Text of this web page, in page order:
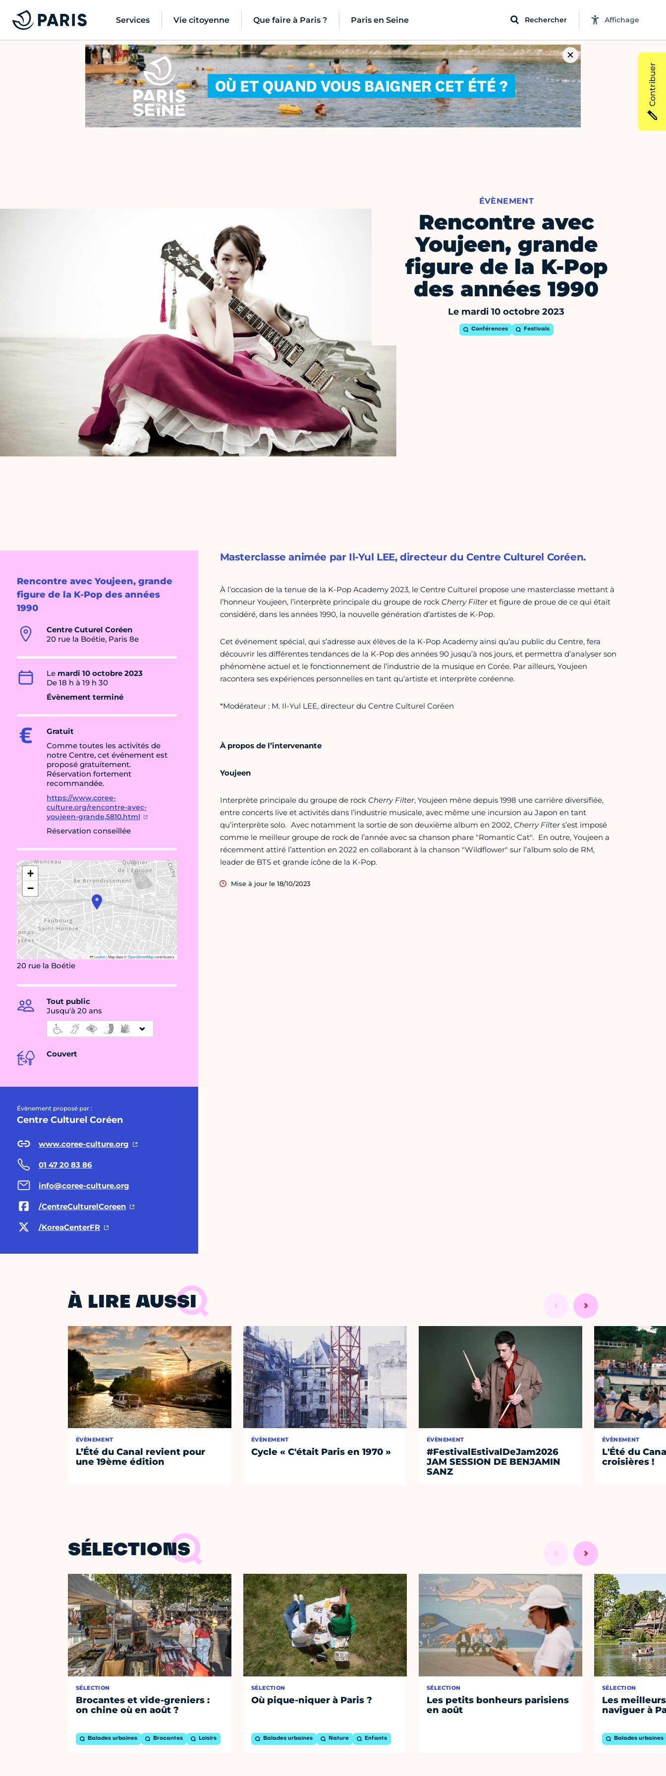
Services Vie citoyenne Que faire à Paris ? Paris en Seine Rechercher Affichage
ÉVÈNEMENT
Rencontre avec
Youjeen, grande
figure de la K-Pop
des années 1990
Le mardi 10 octobre 2023
Conférences Festivals
Rencontre avec Youjeen, grande
figure de la K-Pop des années
1990
Centre Cuturel Coréen
20 rue la Boétie, Paris 8e
Le mardi 10 octobre 2023
De 18 h à 19 h 30
Évènement terminé
Gratuit
Comme toutes les activités de
notre Centre, cet événement est
proposé gratuitement.
Réservation fortement
recommandée.
https://www.coree-
culture.org/rencontre-avec-
youjeen-grande,5810.html
Réservation conseillée
+
−
Leaflet|Map data ©OpenStreetMapcontributors
20 rue la Boétie
Tout public
Jusqu'à 20 ans
Couvert
Évènement proposé par :
Centre Culturel Coréen
www.coree-culture.org
01 47 20 83 86
info@coree-culture.org
/CentreCulturelCoreen
/KoreaCenterFR
Masterclasse animée par Il-Yul LEE, directeur du Centre Culturel Coréen.
À l’occasion de la tenue de la K-Pop Academy 2023, le Centre Culturel propose une masterclasse mettant à
l’honneur Youjeen, l’interprète principale du groupe de rock Cherry Filteret figure de proue de ce qui était
considéré, dans les années 1990, la nouvelle génération d’artistes de K-Pop.
Cet événement spécial, qui s’adresse aux élèves de la K-Pop Academy ainsi qu’au public du Centre, fera
découvrir les différentes tendances de la K-Pop des années 90 jusqu’à nos jours, et permettra d’analyser son
phénomène actuel et le fonctionnement de l’industrie de la musique en Corée. Par ailleurs, Youjeen
racontera ses expériences personnelles en tant qu’artiste et interprète coréenne.
*Modérateur : M. Il-Yul LEE, directeur du Centre Culturel Coréen
À propos de l’intervenante
Youjeen
Interprète principale du groupe de rock Cherry Filter, Youjeen mène depuis 1998 une carrière diversifiée,
entre concerts live et activités dans l’industrie musicale, avec même une incursion au Japon en tant
qu’interprète solo. Avec notamment la sortie de son deuxième album en 2002, Cherry Filters’est imposé
comme le meilleur groupe de rock de l’année avec sa chanson phare "Romantic Cat". En outre, Youjeen a
récemment attiré l’attention en 2022 en collaborant à la chanson "Wildflower" sur l’album solo de RM,
leader de BTS et grande icône de la K-Pop.
Mise à jour le 18/10/2023
À LIRE AUSSI
ÉVÈNEMENT
L’Été du Canal revient pour
une 19ème édition
ÉVÈNEMENT
Cycle « C'était Paris en 1970 »
ÉVÈNEMENT
#FestivalEstivalDeJam2026
JAM SESSION DE BENJAMIN
SANZ
ÉVÈNEMENT
L'Été du
croisières !
SÉLECTIONS
SÉLECTION
Brocantes et vide-greniers :
on chine où en août ?
Balades urbaines Brocantes Loisirs
SÉLECTION
Où pique-niquer à Paris ?
Balades urbaines Nature Enfants
SÉLECTION
Les petits bonheurs parisiens
en août
SÉLECTION
Les
naviguer à
Balades urbaines
Contribuer